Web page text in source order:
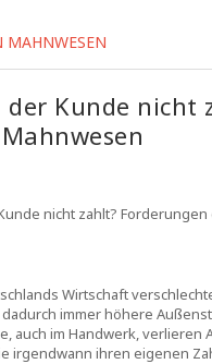
MAHNWESEN
Kunde nicht
nicht zahlt?
Wirtschaft
immer höhere
auch im Handwerk,
irgendwann ihren eigenen